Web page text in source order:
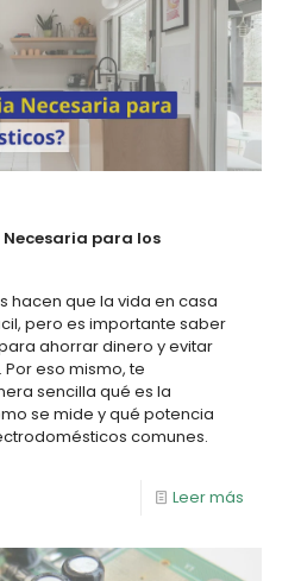
para los
hacen que la vida en casa
pero es importante saber
ahorrar dinero y evitar
eso mismo, te
sencilla qué es la
se mide y qué potencia
comunes.
Leer más